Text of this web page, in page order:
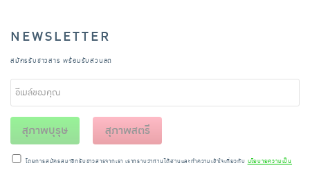
NEWSLETTER
สมัครรับข่าวสาร พร้อมรับส่วนลด
สุภาพบุรุษ สุภาพสตรี
โดยการสมัครสมาชิกรับข่าวสารจากเรา เราทราบว่าท่านได้อ่านและทำความเข้าใจเกี่ยวกับ นโยบายความเป็น